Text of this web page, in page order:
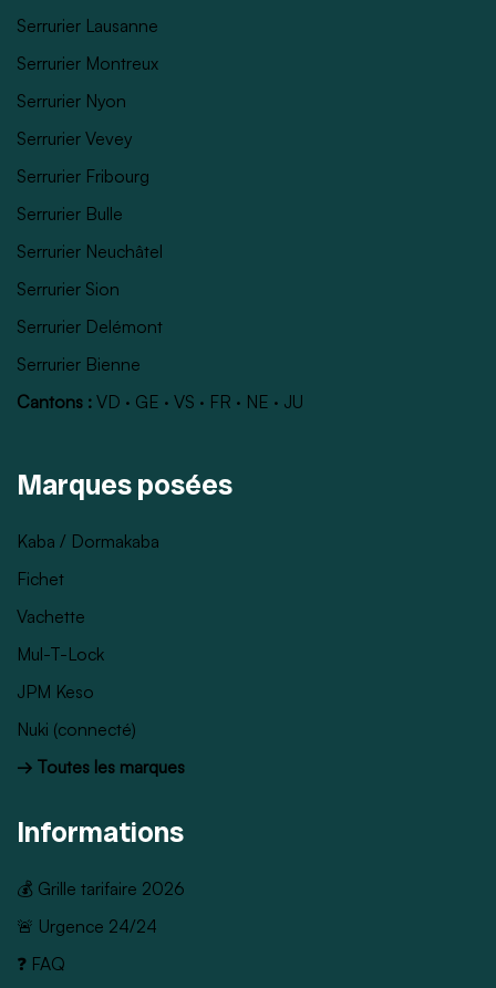
Serrurier Lausanne
Serrurier Montreux
Serrurier Nyon
Serrurier Vevey
Serrurier Fribourg
Serrurier Bulle
Serrurier Neuchâtel
Serrurier Sion
Serrurier Delémont
Serrurier Bienne
Cantons : VD · GE · VS · FR · NE · JU
Marques posées
Kaba / Dormakaba
Fichet
Vachette
Mul-T-Lock
JPM Keso
Nuki (connecté)
→ Toutes les marques
Informations
💰 Grille tarifaire 2026
🚨 Urgence 24/24
❓ FAQ